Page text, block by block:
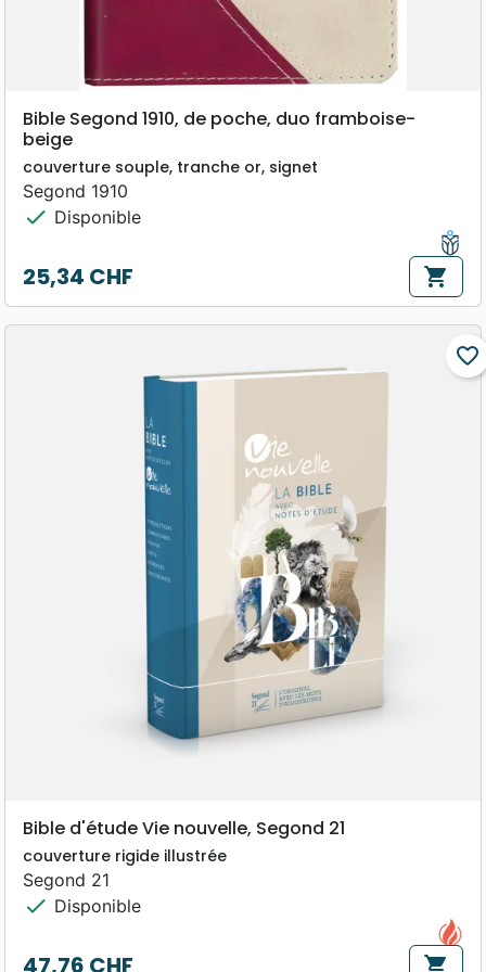
Bible Segond 1910, de poche, duo framboise-
beige
couverture souple, tranche or, signet
Segond 1910
check Disponible
Prix
25,34 CHF shopping_cart
favorite_border
Bible d'étude Vie nouvelle, Segond 21
couverture rigide illustrée
Segond 21
check Disponible
47,76 CHF shopping_cart